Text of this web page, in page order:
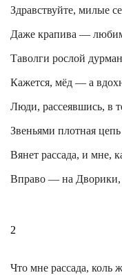
Здравствуйте, милые
Даже крапива —
Таволги рослой
Кажется, мёд — а
Люди, рассеявшись, в
Звеньями плотная
Вянет рассада, и мне,
Вправо — на
2
Что мне рассада, коль